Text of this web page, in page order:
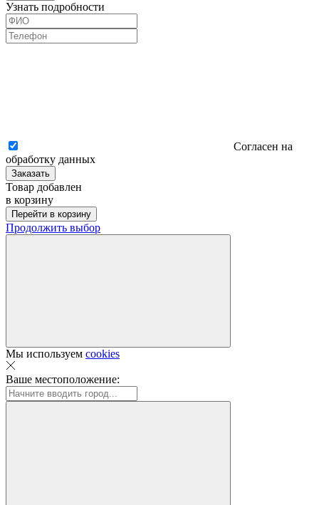
Узнать подробности
Согласен на
обработку данных
Заказать
Товар добавлен
в корзину
Перейти в корзину
Продолжить выбор
Мы используем cookies
Ваше местоположение: